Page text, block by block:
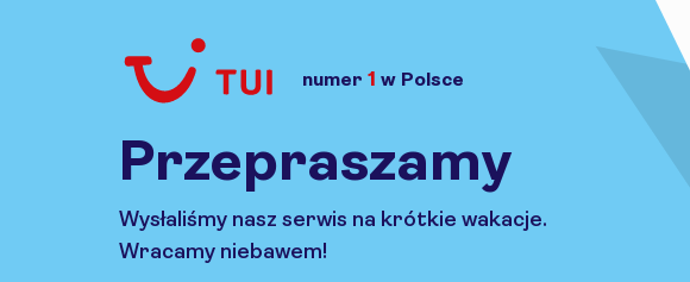
numer 1 w Polsce
Przepraszamy
Wysłaliśmy nasz serwis na krótkie wakacje.
Wracamy niebawem!